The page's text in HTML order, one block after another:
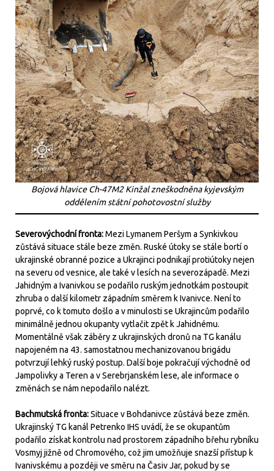
Bojová hlavice Ch-47M2 Kinžal zneškodněna kyjevským
oddělením státní pohotovostní služby
Severovýchodní fronta:Mezi Lymanem Peršym a Synkivkou
zůstává situace stále beze změn. Ruské útoky se stále bortí o
ukrajinské obranné pozice a Ukrajinci podnikají protiútoky nejen
na severu od vesnice, ale také v lesích na severozápadě. Mezi
Jahidným a Ivanivkou se podařilo ruským jednotkám postoupit
zhruba o další kilometr západním směrem k Ivanivce. Není to
poprvé, co k tomuto došlo a v minulosti se Ukrajincům podařilo
minimálně jednou okupanty vytlačit zpět k Jahidnému.
Momentálně však záběry z ukrajinských dronů na TG kanálu
napojeném na 43. samostatnou mechanizovanou brigádu
potvrzují lehký ruský postup. Další boje pokračují východně od
Jampolivky a Teren a v Serebrjanském lese, ale informace o
změnách se nám nepodařilo nalézt.
Bachmutská fronta:Situace v Bohdanivce zůstává beze změn.
Ukrajinský TG kanál Petrenko IHS uvádí, že se okupantům
podařilo získat kontrolu nad prostorem západního břehu rybníku
Vosmyj jižně od Chromového, což jim umožňuje snazší přístup k
Ivanivskému a později ve směru na Časiv Jar, pokud by se